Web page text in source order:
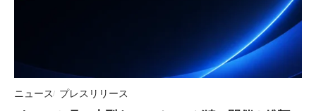
ニュース プレスリリース